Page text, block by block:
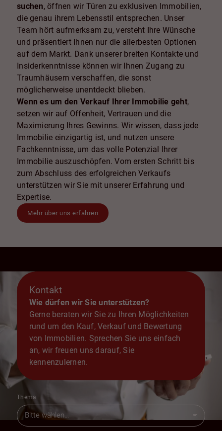
suchen, öffnen wir Türen zu exklusiven Immobilien,
die genau ihrem Lebensstil entsprechen. Unser
Team hört aufmerksam zu, versteht Ihre Wünsche
und präsentiert Ihnen nur die allerbesten Optionen
auf dem Markt. Dank unserer breiten Kontakte und
Insiderkenntnisse können wir Ihnen Zugang zu
Traumhäusern verschaffen, die sonst
möglicherweise unentdeckt blieben.
Wenn es um den Verkauf Ihrer Immobilie geht,
setzen wir auf Offenheit, Vertrauen und die
Maximierung Ihres Gewinns. Wir wissen, dass jede
Immobilie einzigartig ist, und nutzen unsere
Fachkenntnisse, um das volle Potenzial Ihrer
Immobilie auszuschöpfen. Vom ersten Schritt bis
zum Abschluss des erfolgreichen Verkaufs
unterstützen wir Sie mit unserer Erfahrung und
Expertise.
Mehr über uns erfahren
Kontakt
Wie dürfen wir Sie unterstützen?
Gerne beraten wir Sie zu Ihren Möglichkeiten
rund um den Kauf, Verkauf und Bewertung
von Immobilien. Sprechen Sie uns einfach
an, wir freuen uns darauf, Sie
kennenzulernen.
Thema